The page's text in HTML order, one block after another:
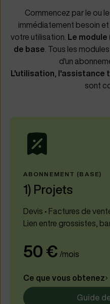
Commencez par le ou
immédiatement besoin
votre utilisation. Le
de base. Tous les
d'un
L'utilisation, l'assistance
sont
ABONNEMENT (BASE)
1) Projets
Devis • Factures de
Lien entre grossistes,
50 €/mois
Ce que vous obtenez
Guide